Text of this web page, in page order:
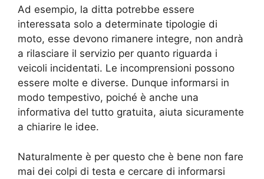
Ad esempio, la ditta potrebbe essere
interessata solo a determinate tipologie di
moto, esse devono rimanere integre, non andrà
a rilasciare il servizio per quanto riguarda i
veicoli incidentati. Le incomprensioni possono
essere molte e diverse. Dunque informarsi in
modo tempestivo, poiché è anche una
informativa del tutto gratuita, aiuta sicuramente
a chiarire le idee.
Naturalmente è per questo che è bene non fare
mai dei colpi di testa e cercare di informarsi